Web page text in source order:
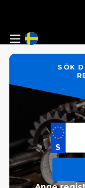
SÖK